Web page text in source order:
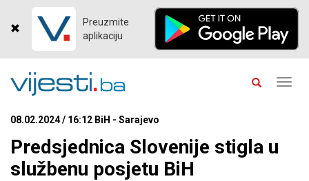
Preuzmite
aplikaciju
08.02.2024 / 16:12 BiH - Sarajevo
Predsjednica Slovenije stigla u
službenu posjetu BiH